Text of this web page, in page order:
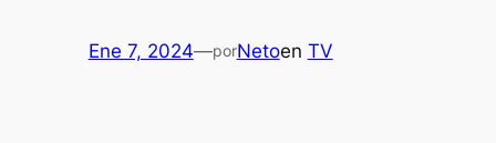
Ene 7, 2024—porNetoen TV